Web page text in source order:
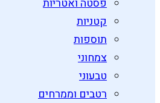
פסטה ואטריות
קטניות
תוספות
צמחוני
טבעוני
רטבים וממרחים